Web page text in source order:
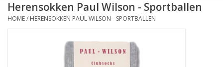
Kleding
Herensokken Paul Wilson - Sportballen
HOME/ HERENSOKKEN PAUL WILSON - SPORTBALLEN